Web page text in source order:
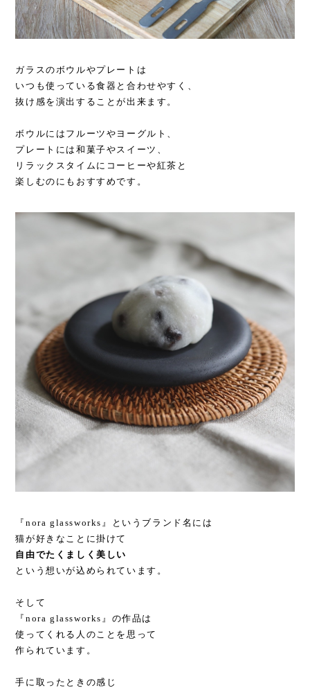
ガラスのボウルやプレートは
いつも使っている食器と合わせやすく、
抜け感を演出することが出来ます。
ボウルにはフルーツやヨーグルト、
プレートには和菓子やスイーツ、
リラックスタイムにコーヒーや紅茶と
楽しむのにもおすすめです。
『nora glassworks』というブランド名には
猫が好きなことに掛けて
自由でたくましく美しい
という想いが込められています。
そして
『nora glassworks』の作品は
使ってくれる人のことを思って
作られています。
手に取ったときの感じ